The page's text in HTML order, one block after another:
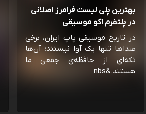
بهترین پلی لیست فرامرز اصلانی
در پلتفرم اکو موسیقی
در تاریخ موسیقی پاپ ایران، برخی
صداها تنها یک آوا نیستند؛ آن‌ها
تکه‌ای از حافظه‌ی جمعی ما
هستند.&nbs